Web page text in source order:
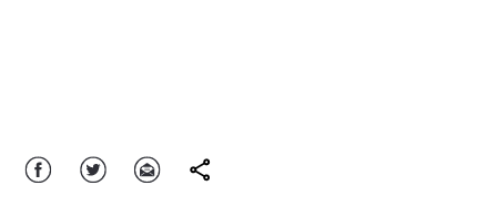
Facebook Twitter Correo comparte